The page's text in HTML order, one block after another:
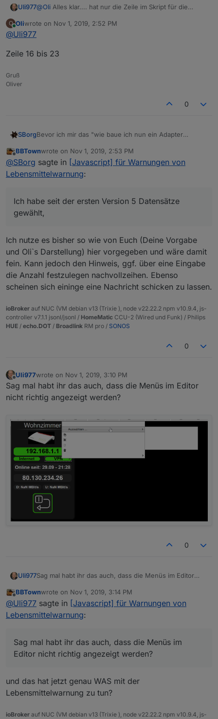
Uli977@Oli Alles klar.... hat nur die Zeile im Skript für die
O
Online
Oliwrote on Nov 1, 2019, 2:52 PM
last edited by
@Uli977
Zeile 16 bis 23
Gruß
Oliver
0
SBorgBevor ich mir das "wie baue ich nun ein Adapter
interessieren. Im Moment ist bei den ToDo's eigentlich
nur noch das Datenpunktmanagement offen. Mir stellt
sich allerdings die Frage, ist da überhaupt
Handlungsbedarf? Ändert ihr die Anzahl der
Ich habe seit der ersten Version 5 Datensätze gewählt,
von denen ich eh nur die ersten vier zur Anzeige nutze.
Im Prinzip sind die Datenpunkte eh schnell gelöscht
schnell wieder beim Start des Skripts angelegt, wenn
man tatsächlich mal die Anzahl verändern möchte.
Hintergrund ist einfach folgender: da es sich um einen
scheduled Skript/später ev. auch Adapter handelt,
würde die Prüfung auf korrekte Anzahl der Datenpunkte
bei jedem Aufruf stattfinden. Kostet Zeit und
Ressourcen, wenn dann auch kaum jemand die Anzahl
Offline
BBTownwrote on Nov 1, 2019, 2:53 PM
last edited by
@SBorg sagte in [Javascript] für Warnungen von
Lebensmittelwarnung:
Ich habe seit der ersten Version 5 Datensätze
gewählt,
Ich nutze es bisher so wie von Euch (Deine Vorgabe
und Oli`s Darstellung) hier vorgegeben und wäre damit
fein. Kann jedoch den Hinweis, ggf. über eine Eingabe
die Anzahl festzulegen nachvollzeihen. Ebenso
scheinen sich eininge eine Nachricht schicken zu lassen.
ioBroker auf NUC (VM debian v13 (Trixie ), node v22.22.2 npm v10.9.4, js-
controller v7.1.1 jsonl/jsonl / HomeMatic CCU-2 (Wired und Funk) / Philips
HUE / echo.DOT / Broadlink RM pro / SONOS
0
Uli977wrote on Nov 1, 2019, 3:10 PM
last edited by
Sag mal habt ihr das auch, dass die Menüs im Editor
nicht richtig angezeigt werden?
0
Uli977Sag mal habt ihr das auch, dass die Menüs im Editor
Offline
BBTownwrote on Nov 1, 2019, 3:14 PM
last edited by
@Uli977 sagte in [Javascript] für Warnungen von
Lebensmittelwarnung:
Sag mal habt ihr das auch, dass die Menüs im
Editor nicht richtig angezeigt werden?
und das hat jetzt genau WAS mit der
Lebensmittelwarnung zu tun?
ioBroker auf NUC (VM debian v13 (Trixie ), node v22.22.2 npm v10.9.4, js-